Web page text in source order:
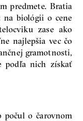
predmete. Bratia
biológii o cene
zase ako
najlepšia vec čo
gramotnosti,
podľa nich získať
o čarovnom